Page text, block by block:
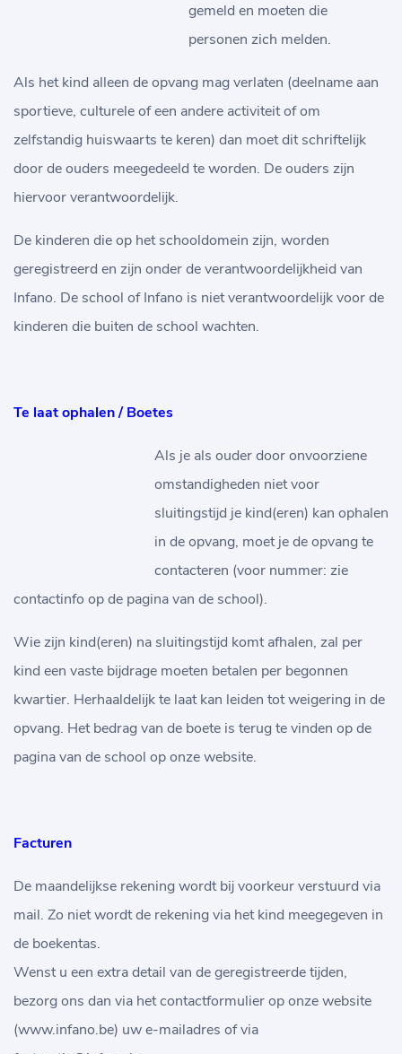
gemeld en moeten die
personen zich melden.
Als het kind alleen de opvang mag verlaten (deelname aan
sportieve, culturele of een andere activiteit of om
zelfstandig huiswaarts te keren) dan moet dit schriftelijk
door de ouders meegedeeld te worden. De ouders zijn
hiervoor verantwoordelijk.
De kinderen die op het schooldomein zijn, worden
geregistreerd en zijn onder de verantwoordelijkheid van
Infano. De school of Infano is niet verantwoordelijk voor de
kinderen die buiten de school wachten.
Te laat ophalen / Boetes
Als je als ouder door onvoorziene
omstandigheden niet voor
sluitingstijd je kind(eren) kan ophalen
in de opvang, moet je de opvang te
contacteren (voor nummer: zie
contactinfo op de pagina van de school).
Wie zijn kind(eren) na sluitingstijd komt afhalen, zal per
kind een vaste bijdrage moeten betalen per begonnen
kwartier. Herhaaldelijk te laat kan leiden tot weigering in de
opvang. Het bedrag van de boete is terug te vinden op de
pagina van de school op onze website.
Facturen
De maandelijkse rekening wordt bij voorkeur verstuurd via
mail. Zo niet wordt de rekening via het kind meegegeven in
de boekentas.
Wenst u een extra detail van de geregistreerde tijden,
bezorg ons dan via het contactformulier op onze website
(www.infano.be) uw e-mailadres of via